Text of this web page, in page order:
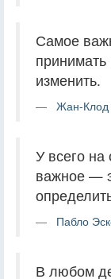
Самое
изменить.
Жан-
У всего на
важное —
Пабло
В любом